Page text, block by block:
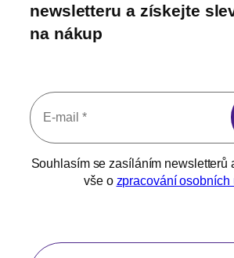
newsletteru a získejte
na nákup
Souhlasím se zasíláním newsletterů
vše o zpracování osobních